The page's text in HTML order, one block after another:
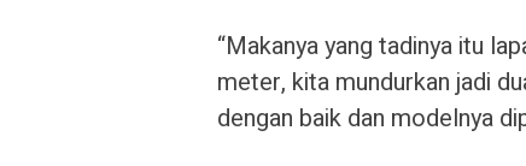
“Makanya yang tadinya itu
meter, kita mundurkan jadi
dengan baik dan modelnya